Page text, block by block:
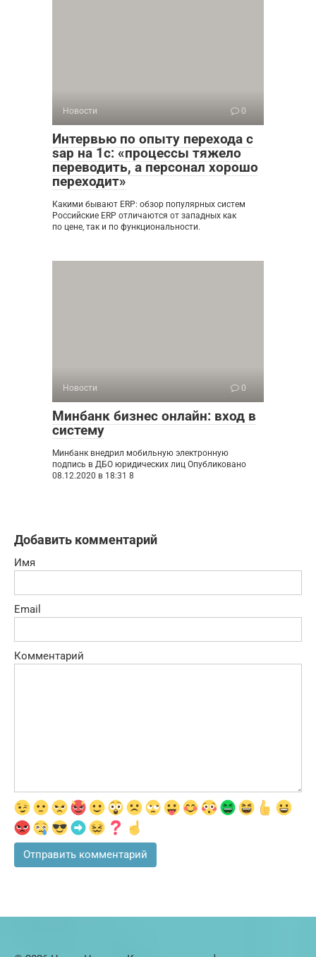
Новости 0
Интервью по опыту перехода с
sap на 1с: «процессы тяжело
переводить, а персонал хорошо
переходит»
Какими бывают ERP: обзор популярных систем
Российские ERP отличаются от западных как
по цене, так и по функциональности.
Новости 0
Минбанк бизнес онлайн: вход в
систему
Минбанк внедрил мобильную электронную
подпись в ДБО юридических лиц Опубликовано
08.12.2020 в 18:31 8
Добавить комментарий
Имя
Email
Комментарий